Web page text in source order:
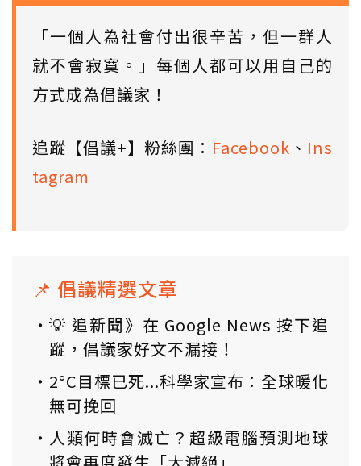
「一個人為社會付出很辛苦，但一群人
就不會寂寞。」每個人都可以用自己的
方式成為倡議家！
追蹤【倡議+】粉絲團： Facebook 、 Ins
tagram
📌 倡議精選文章
💡 追新聞》在 Google News 按下追
蹤，倡議家好文不漏接！
2°C目標已死...科學家宣布：全球暖化
無可挽回
人類何時會滅亡？超級電腦預測地球